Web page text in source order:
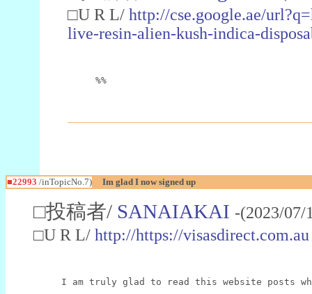
□U R L/ http://cse.google.ae/
live-resin-alien-kush-indica-
%%
■22993 /inTopicNo.7) Im glad I now signed up
□投稿者/ SANAIAKAI -(2023/
□U R L/ http://https://visasdirect.com.au
I am truly glad to read this website posts